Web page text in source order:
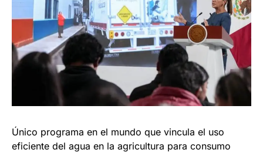
Único programa en el mundo que vincula el uso
eficiente del agua en la agricultura para consumo